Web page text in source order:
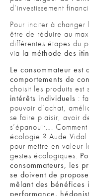
d’investissement
Pour inciter à
être de réduire au
différentes étapes du
via la méthode des
Le consommateur est
comportements de
choisit les produits
intérêts individuels :
pouvoir d’achat,
se faire plaisir, avoir
s’épanouir….
écologie ? Aude
pour mettre en valeur
gestes écologiques.
consommateurs, les
se doivent de
mêlant des